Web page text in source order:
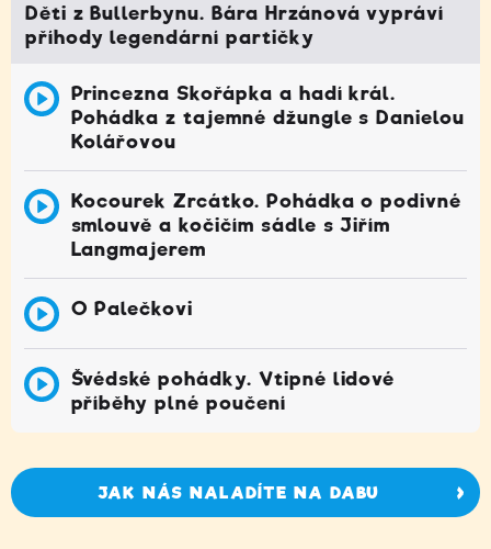
Děti z Bullerbynu. Bára Hrzánová vypráví
příhody legendární partičky
Princezna Skořápka a hadí král.
Pohádka z tajemné džungle s Danielou
Kolářovou
Kocourek Zrcátko. Pohádka o podivné
smlouvě a kočičím sádle s Jiřím
Langmajerem
O Palečkovi
Švédské pohádky. Vtipné lidové
příběhy plné poučení
JAK NÁS NALADÍTE NA DABU